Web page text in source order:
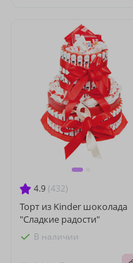
4.9 (432)
Торт из Kinder шоколада
"Сладкие радости"
В наличии